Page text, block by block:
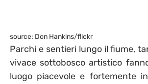
source: Don Hankins/flickr
Parchi e sentieri lungo il fiume,
vivace sottobosco artistico
luogo piacevole e fortemente